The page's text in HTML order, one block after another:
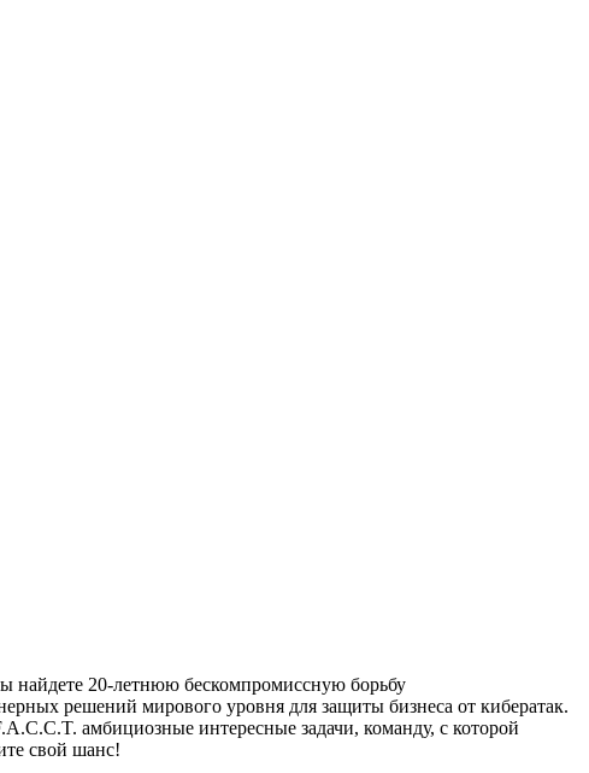
найдете 20‑летнюю бескомпромиссную борьбу
решений мирового уровня для защиты бизнеса от кибератак.
амбициозные интересные задачи, команду, с которой
свой шанс!